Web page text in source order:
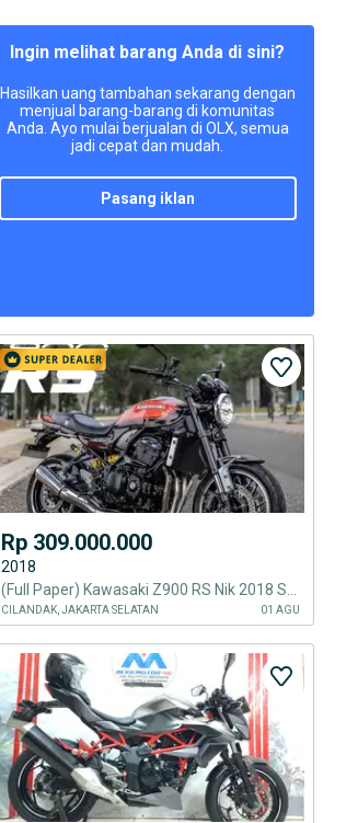
Ingin melihat barang Anda di sini?
Hasilkan uang tambahan sekarang dengan
menjual barang-barang di komunitas
Anda. Ayo mulai berjualan di OLX, semua
jadi cepat dan mudah.
pasang iklan
Rp 309.000.000
2018
CILANDAK, JAKARTA SELATAN 01 AGU